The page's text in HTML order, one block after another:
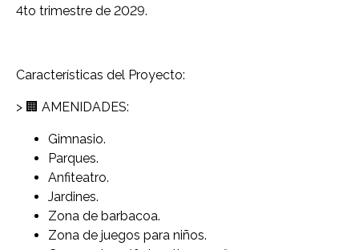
4to trimestre de 2029.
Características del Proyecto:
> 🏢 AMENIDADES:
Gimnasio.
Parques.
Anfiteatro.
Jardines.
Zona de barbacoa.
Zona de juegos para niños.